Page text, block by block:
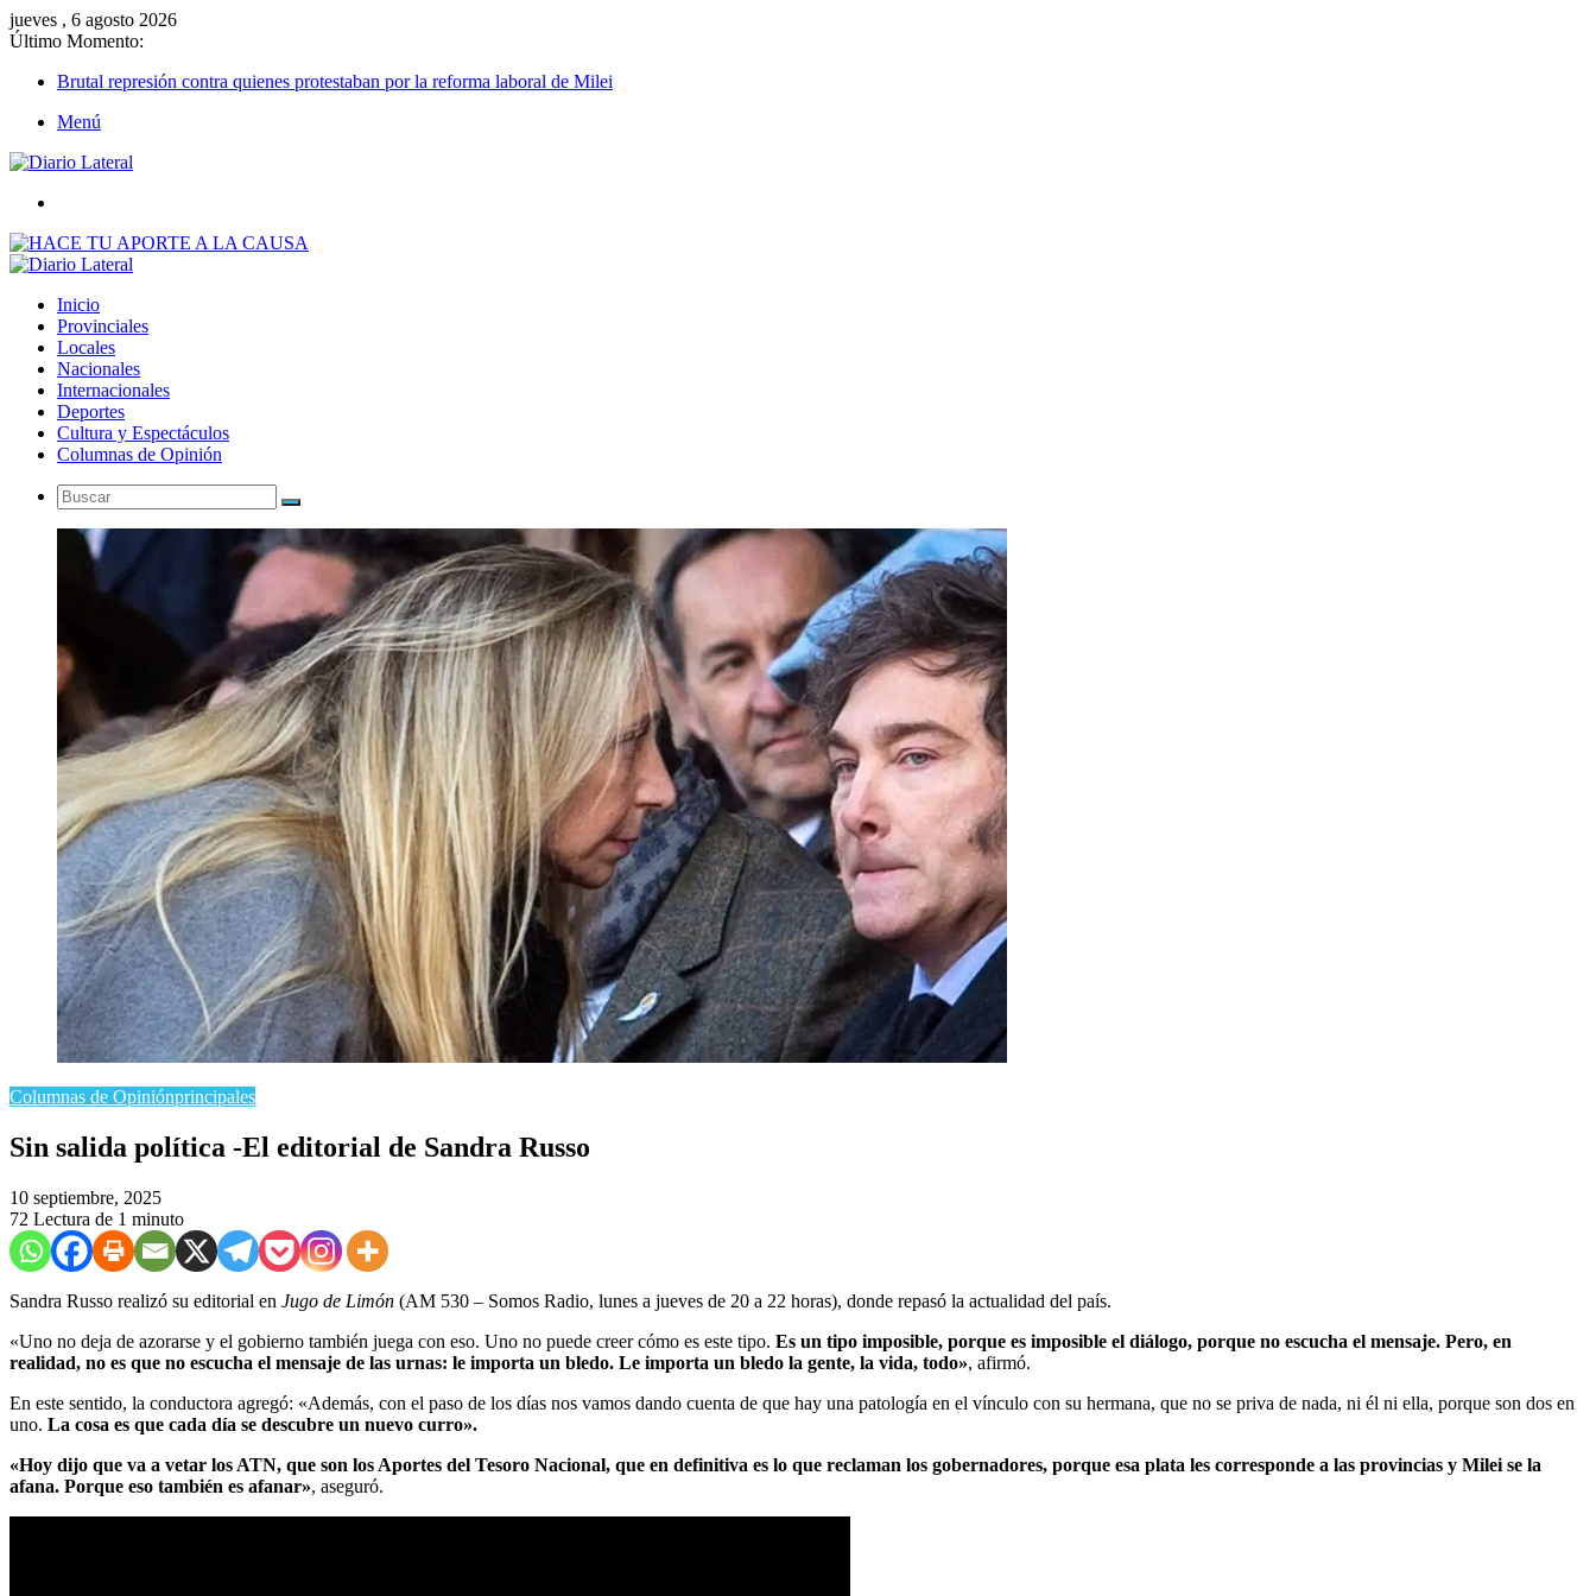
jueves , 6 agosto 2026
Último Momento:
Brutal represión contra quienes protestaban por la reforma laboral de Milei
Menú
Inicio
Provinciales
Locales
Nacionales
Internacionales
Deportes
Cultura y Espectáculos
Columnas de Opinión
Buscar
Columnas de Opiniónprincipales
​Sin salida política -El editorial de Sandra Russo
10 septiembre, 2025
72 Lectura de 1 minuto
Sandra Russo realizó su editorial en Jugo de Limón (AM 530 – Somos Radio, lunes a jueves de 20 a 22 horas), donde repasó la actualidad del país.
«Uno no deja de azorarse y el gobierno también juega con eso. Uno no puede creer cómo es este tipo. Es un tipo imposible, porque es imposible el diálogo, porque no escucha el mensaje. Pero, en
realidad, no es que no escucha el mensaje de las urnas: le importa un bledo. Le importa un bledo la gente, la vida, todo», afirmó.
En este sentido, la conductora agregó: «Además, con el paso de los días nos vamos dando cuenta de que hay una patología en el vínculo con su hermana, que no se priva de nada, ni él ni ella, porque son dos en
uno. La cosa es que cada día se descubre un nuevo curro».
«Hoy dijo que va a vetar los ATN, que son los Aportes del Tesoro Nacional, que en definitiva es lo que reclaman los gobernadores, porque esa plata les corresponde a las provincias y Milei se la
afana. Porque eso también es afanar», aseguró.